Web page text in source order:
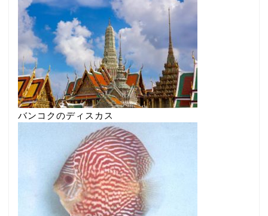
バンコクのディスカス